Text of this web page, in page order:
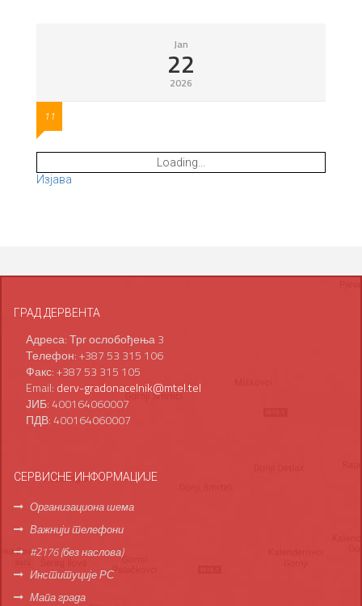
Jan
22
2026
11
Loading...
Изјава
ГРАД ДЕРВЕНТА
Адреса: Трг ослобођења 3
Телефон: +387 53 315 106
Факс: +387 53 315 105
Email: derv-gradonacelnik@mtel.tel
ЈИБ: 400164060007
ПДВ: 400164060007
СЕРВИСНЕ ИНФОРМАЦИЈЕ
Организациона шема
Важнији телефони
#2176 (без наслова)
Институције РС
Мапа града